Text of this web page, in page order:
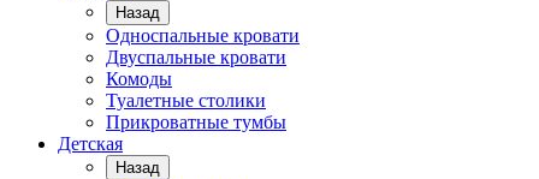
Назад
Односпальные кровати
Двуспальные кровати
Комоды
Туалетные столики
Прикроватные тумбы
Детская
Назад